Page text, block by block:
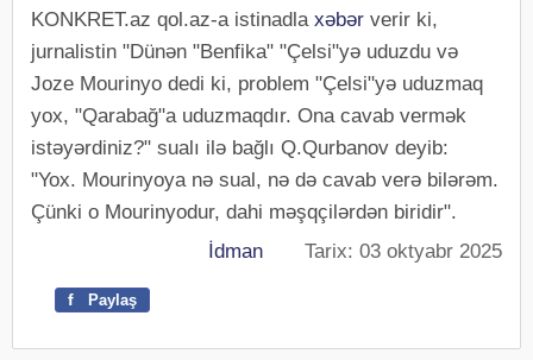
KONKRET.az qol.az-a istinadla xəbər verir ki,
jurnalistin "Dünən "Benfika" "Çelsi"yə uduzdu və
Joze Mourinyo dedi ki, problem "Çelsi"yə uduzmaq
yox, "Qarabağ"a uduzmaqdır. Ona cavab vermək
istəyərdiniz?" sualı ilə bağlı Q.Qurbanov deyib:
"Yox. Mourinyoya nə sual, nə də cavab verə bilərəm.
Çünki o Mourinyodur, dahi məşqçilərdən biridir".
İdman Tarix: 03 oktyabr 2025
f Paylaş